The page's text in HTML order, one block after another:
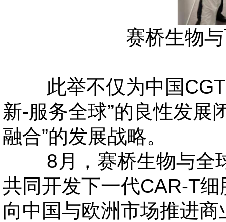
赛桥生物
此举不仅为中国
新-服务全球”的良性发展
融合”的发展战略。
8月，赛桥生物与全球
共同开发下一代CAR-T
向中国与欧洲市场推进